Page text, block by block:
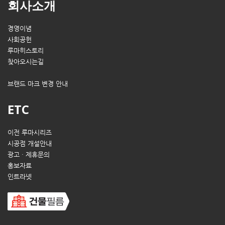
회사소개
경영이념
사회공헌
루마히스토리
찾아오시는길
브랜드 마크 변경 안내
ETC
이전 루마시리즈
시공점 개설안내
광고 · 제휴문의
홍보자료
인트라넷